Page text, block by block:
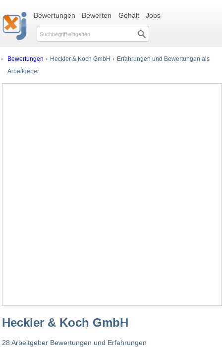
Bewertungen Bewerten Gehalt Jobs
Bewertungen Heckler & Koch GmbH Erfahrungen und Bewertungen als
Arbeitgeber
Heckler & Koch GmbH
28 Arbeitgeber Bewertungen und Erfahrungen